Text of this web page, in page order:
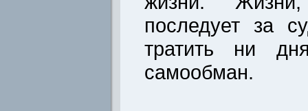
последует за
тратить ни
самообман.